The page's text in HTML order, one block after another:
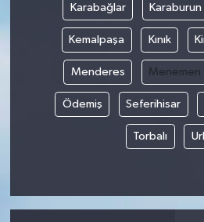
Karabağlar Karaburun
Kemalpaşa Kınık
Menderes Menemen
Ödemiş Seferihisar
Torbalı
Güvenlik
HABERDE İNSAN
İNSAN